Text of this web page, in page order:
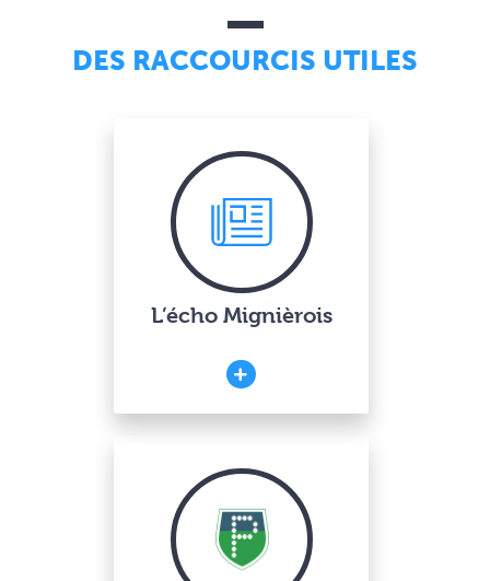
DES RACCOURCIS UTILES
L’écho Mignièrois